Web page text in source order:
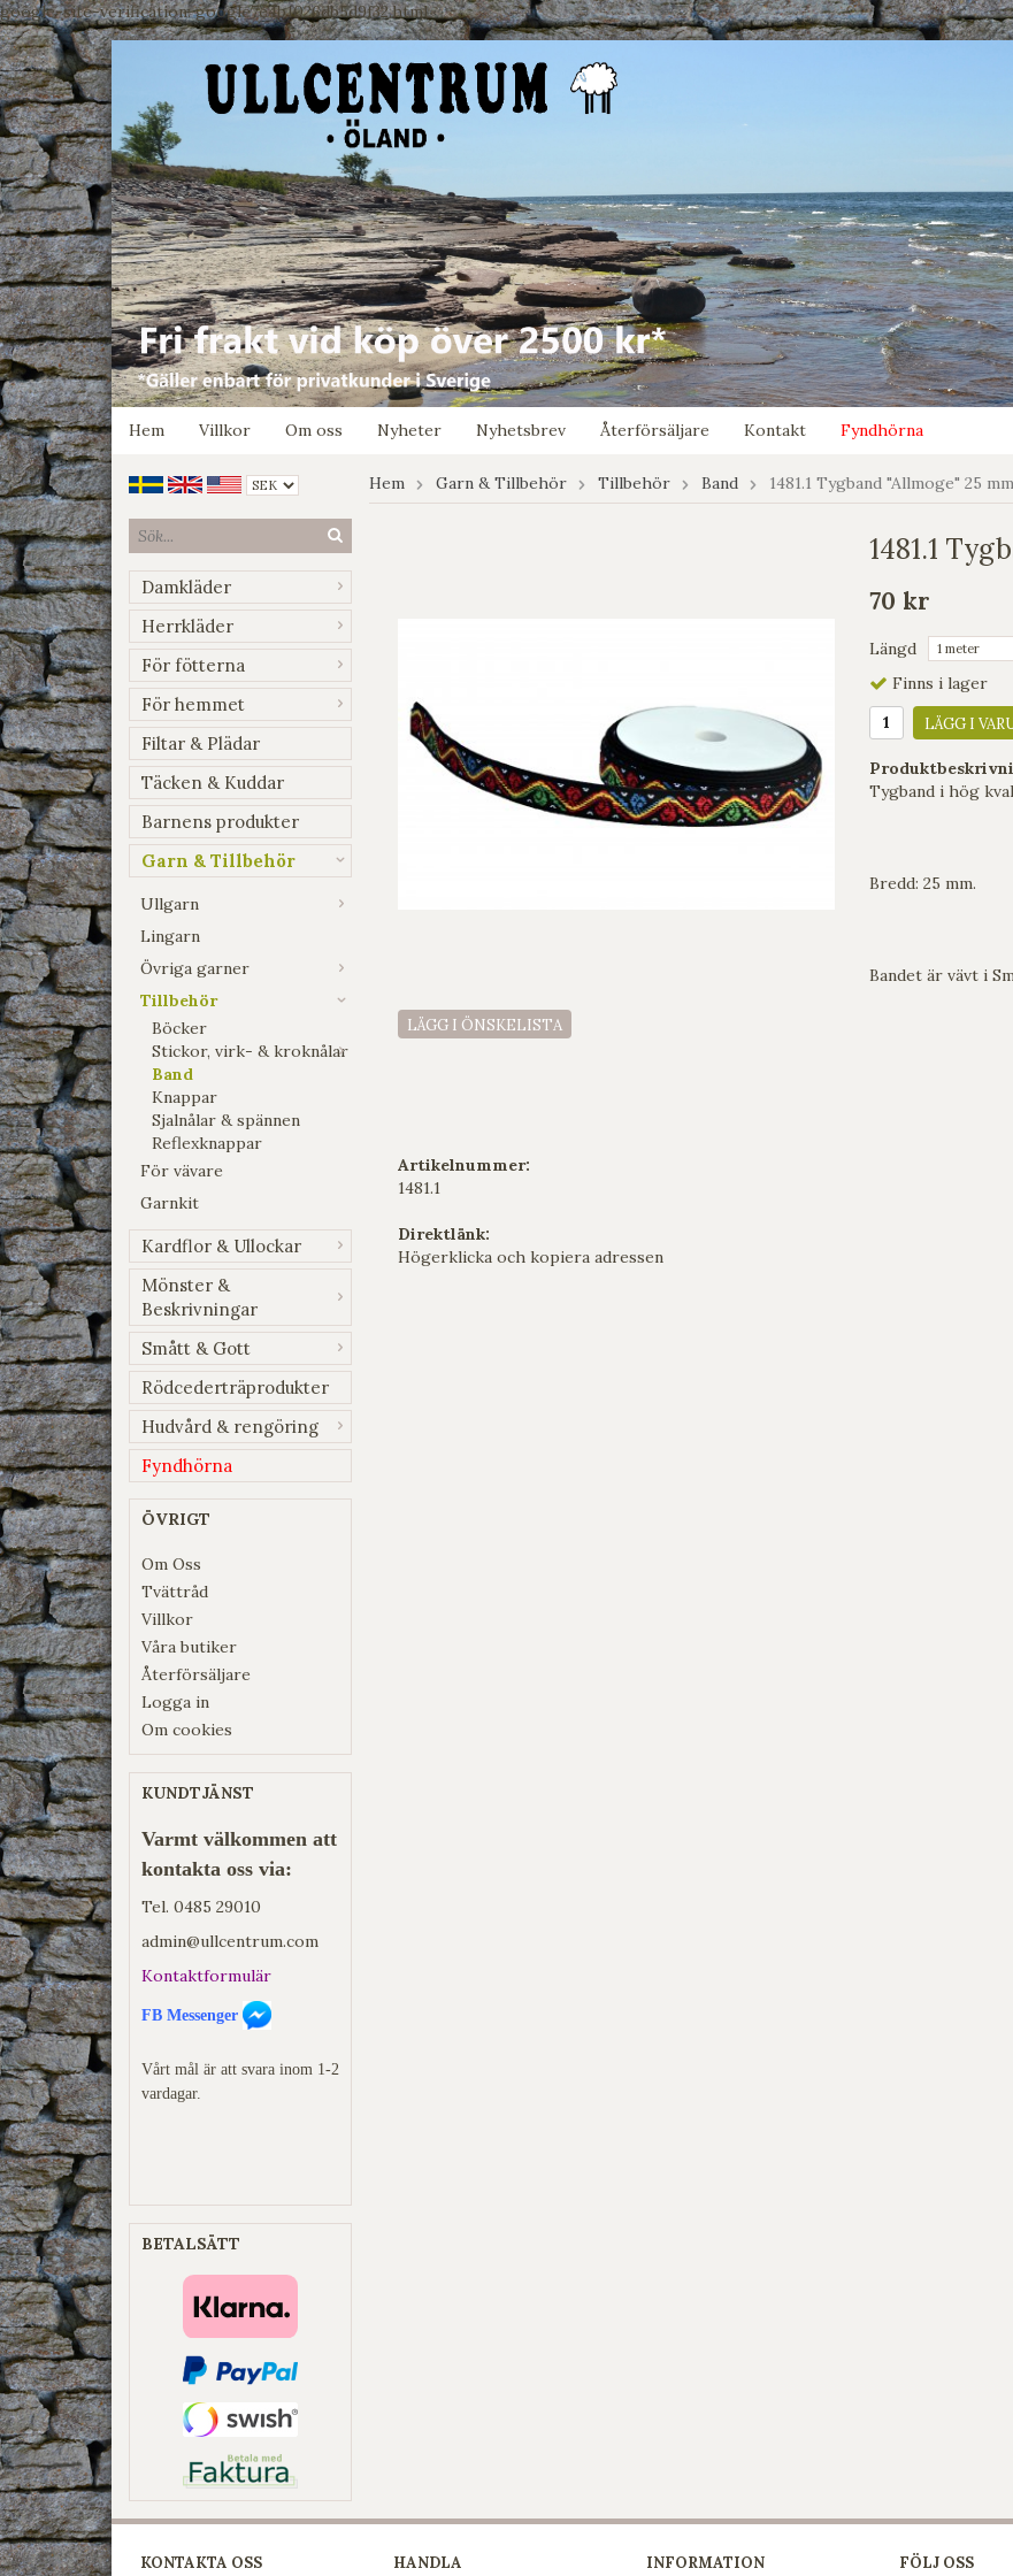
google-site-verification: google7e4b1026db5d9f32.html
Hem
Villkor Om oss Nyheter Nyhetsbrev Återförsäljare Kontakt Fyndhörna
Damkläder
Herrkläder
För fötterna
För hemmet
Filtar & Plädar
Täcken & Kuddar
Barnens produkter
Garn & Tillbehör
Ullgarn
Lingarn
Övriga garner
Tillbehör
Böcker
Stickor, virk- & kroknålar
Band
Knappar
Sjalnålar & spännen
Reflexknappar
För vävare
Garnkit
Kardflor & Ullockar
Mönster &
Beskrivningar
Smått & Gott
Rödcederträprodukter
Hudvård & rengöring
Fyndhörna
ÖVRIGT
Om Oss
Tvättråd
Villkor
Våra butiker
Återförsäljare
Logga in
Om cookies
KUNDTJÄNST
Varmt välkommen att
kontakta oss via:
Tel. 0485 29010
admin@ullcentrum.com
Kontaktformulär
FB Messenger
Vårt mål är att svara inom 1-2
vardagar.
BETALSÄTT
Hem Garn & Tillbehör Tillbehör Band 1481.1 Tygband "Allmoge" 25 mm
LÄGG I ÖNSKELISTA
Artikelnummer:
1481.1
Direktlänk:
Högerklicka och kopiera adressen
1481.1
70 kr
Längd
Finns i lager
LÄGG I
Tygband i hög
Bredd: 25 mm.
Bandet är vävt i
KONTAKTA OSS HANDLA INFORMATION FÖLJ OSS